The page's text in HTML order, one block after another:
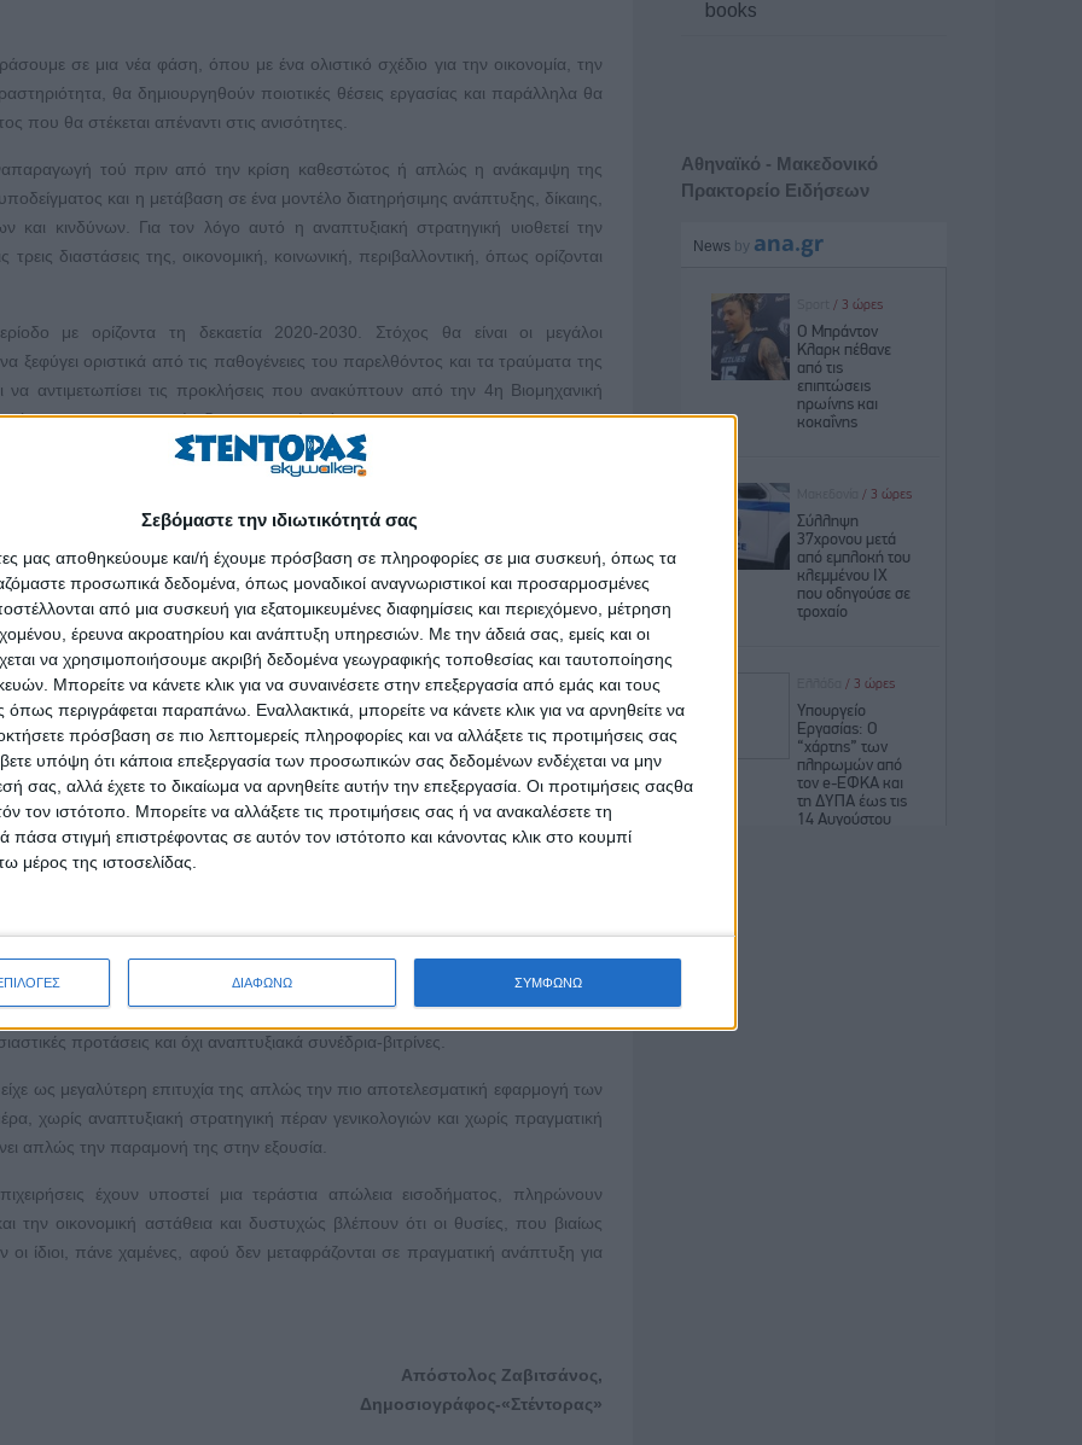
Σεβόμαστε την ιδιωτικότητά σας
μας αποθηκεύουμε και/ή έχουμε πρόσβαση σε πληροφορίες σε μια συσκευή, όπως τα
προσωπικά δεδομένα, όπως μοναδικοί αναγνωριστικοί και προσαρμοσμένες
από μια συσκευή για εξατομικευμένες διαφημίσεις και περιεχόμενο, μέτρηση
έρευνα ακροατηρίου και ανάπτυξη υπηρεσιών. Με την άδειά σας, εμείς και οι
να χρησιμοποιήσουμε ακριβή δεδομένα γεωγραφικής τοποθεσίας και ταυτοποίησης
Μπορείτε να κάνετε κλικ για να συναινέσετε στην επεξεργασία από εμάς και τους
περιγράφεται παραπάνω. Εναλλακτικά, μπορείτε να κάνετε κλικ για να αρνηθείτε να
πρόσβαση σε πιο λεπτομερείς πληροφορίες και να αλλάξετε τις προτιμήσεις σας
υπόψη ότι κάποια επεξεργασία των προσωπικών σας δεδομένων ενδέχεται να μην
σας, αλλά έχετε το δικαίωμα να αρνηθείτε αυτήν την επεξεργασία. Οι προτιμήσεις σαςθα
τον ιστότοπο. Μπορείτε να αλλάξετε τις προτιμήσεις σας ή να ανακαλέσετε τη
στιγμή επιστρέφοντας σε αυτόν τον ιστότοπο και κάνοντας κλικ στο κουμπί
μέρος της ιστοσελίδας.
ΔΙΑΦΩΝΩ ΣΥΜΦΩΝΩ
σε μια νέα φάση, όπου με ένα ολιστικό σχέδιο για την οικονομία, την
θα δημιουργηθούν ποιοτικές θέσεις εργασίας και παράλληλα θα
που θα στέκεται απέναντι στις ανισότητες.
τού πριν από την κρίση καθεστώτος ή απλώς η ανάκαμψη της
και η μετάβαση σε ένα μοντέλο διατηρήσιμης ανάπτυξης, δίκαιης,
και κινδύνων. Για τον λόγο αυτό η αναπτυξιακή στρατηγική υιοθετεί την
διαστάσεις της, οικονομική, κοινωνική, περιβαλλοντική, όπως ορίζονται
με ορίζοντα τη δεκαετία 2020-2030. Στόχος θα είναι οι μεγάλοι
ξεφύγει οριστικά από τις παθογένειες του παρελθόντος και τα τραύματα της
αντιμετωπίσει τις προκλήσεις που ανακύπτουν από την 4η Βιομηχανική
και των αρνητικών δημογραφικών τάσεων».
για μια άλλη χώρα. Στην Ελλάδα του 2018 η κατάσταση που ισχύει για
απέχει παρασάγγας από όσα θέλει η κυβέρνηση και τα στελέχη της να
το παιχνίδι και να δημιουργήσει ένα δικό της success story,
με το κιάλι, ότι, σύμφωνα με το τελευταίο βαρόμετρο συναλλακτικής
το μεγαλύτερο ποσοστό ανείσπρακτων οφειλών στις συναλλαγές μεταξύ
καταγράφεται στην Ελλάδα μεταξύ των χωρών της Δυτικής Ευρώπης, ότι η
σε βραχνά για όποιον θέλει να επιχειρήσει, μετατρέποντας την
κάνει ό,τι μπορεί, απαλλάσσοντας από φόρους όπου είναι δυνατό τις
προσλήψεις και καλύπτοντας σε πολλές περιπτώσεις τα μισθολογικά έξοδα.
στην ετήσια συνέλευση του ΣΕΒ δεν τα απέσπασε τυχαία.
έκρηξη. Όπως φάνηκε και τα προηγούμενα χρόνια, μπορεί να βελτιώνει
ανατρέπει τις συνολικότερες τάσεις. Επίσης, δεν μπορούμε να γίνουμε και
να παράγουμε και να δημιουργούμε απτή αξία.
θα διαμορφώνει τις κατάλληλες προϋποθέσεις και συνθήκες για παραγωγικές
χρειάζεται να λαμβάνει υπόψη της και την ίδια την κοινωνία και να μην
προστιθέμενη αξία, οι οποίοι μπορούν να δημιουργήσουν θέσεις εργασίας
στοχευμένες παρεμβάσεις μπορούν να δώσουν την απαραίτητη ώθηση στα
προτάσεις και όχι αναπτυξιακά συνέδρια-βιτρίνες.
ως μεγαλύτερη επιτυχία της απλώς την πιο αποτελεσματική εφαρμογή των
χωρίς αναπτυξιακή στρατηγική πέραν γενικολογιών και χωρίς πραγματική
απλώς την παραμονή της στην εξουσία.
έχουν υποστεί μια τεράστια απώλεια εισοδήματος, πληρώνουν
την οικονομική αστάθεια και δυστυχώς βλέπουν ότι οι θυσίες, που βιαίως
ίδιοι, πάνε χαμένες, αφού δεν μεταφράζονται σε πραγματική ανάπτυξη για
Απόστολος Ζαβιτσάνος,
Δημοσιογράφος-«Στέντορας»
books
Αθηναϊκό - Μακεδονικό
Πρακτορείο Ειδήσεων